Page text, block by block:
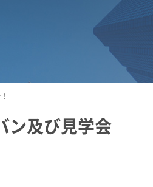
バン及び見学会